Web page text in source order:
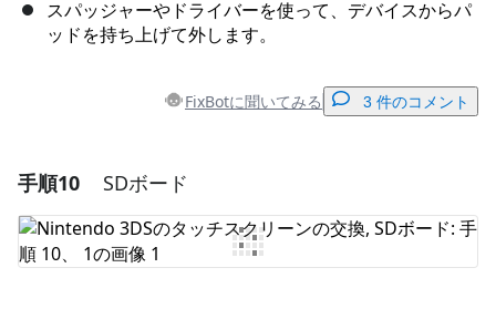
スパッジャーやドライバーを使って、デバイスからパ
ッドを持ち上げて外します。
FixBotに聞いてみる 3 件のコメント
コメントを追加
手順10 SDボード